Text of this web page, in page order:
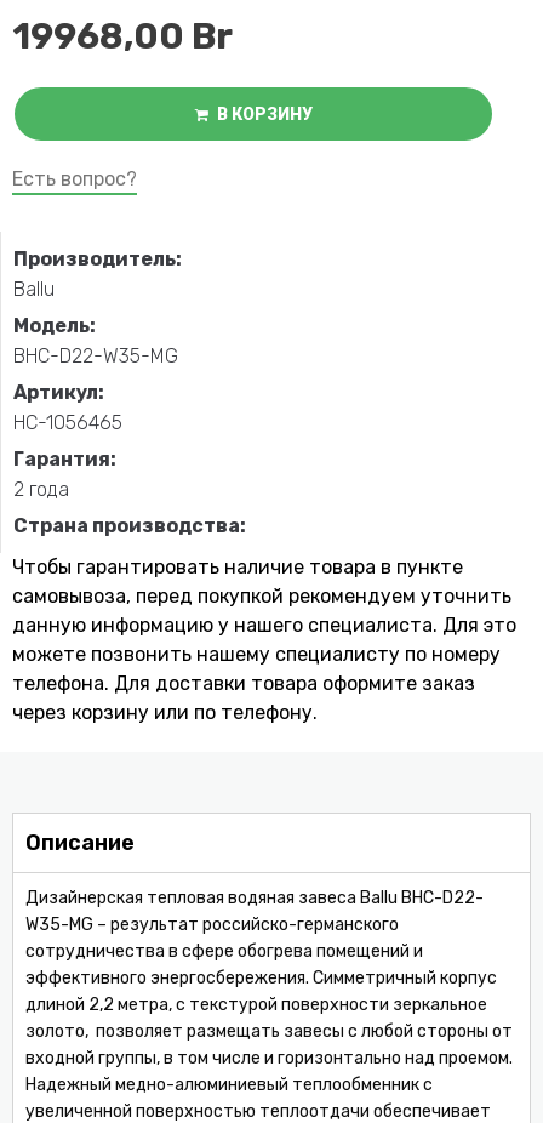
19968,00 Br
В КОРЗИНУ
Есть вопрос?
Производитель:
Ballu
Модель:
BHC-D22-W35-MG
Артикул:
НС-1056465
Гарантия:
2 года
Страна производства:
Чтобы гарантировать наличие товара в пункте
самовывоза, перед покупкой рекомендуем уточнить
данную информацию у нашего специалиста. Для это
можете позвонить нашему специaлисту по номеру
телефона. Для доставки товара оформите заказ
через корзину или по телефону.
Описание
Дизайнерская тепловая водяная завеса Ballu BHC-D22-
W35-MG – результат российско-германского
сотрудничества в сфере обогрева помещений и
эффективного энергосбережения. Симметричный корпус
длиной 2,2 метра, с текстурой поверхности зеркальное
золото, позволяет размещать завесы с любой стороны от
входной группы, в том числе и горизонтально над проемом.
Надежный медно-алюминиевый теплообменник с
увеличенной поверхностью теплоотдачи обеспечивает